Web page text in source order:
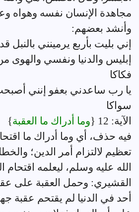
مجاهدة الإنسان نفسه وهواه
وأنشد بعضهم:
إني بليت بأربع يرمينني
إبليس والدنيا ونفسي والهوى
فكاكا
يا رب ساعدني بعفو إنني
سواكا
الآية: 12 {
وما أدراك ما العقبة}
فيه حذف، أي وما أدراك ما
تعظيم لالتزام أمر الدين؛
الله عليه وسلم، ليعلمه اقتحام
القشيري: وحمل العقبة على
أحد في الدنيا لم يقتحم عقبة